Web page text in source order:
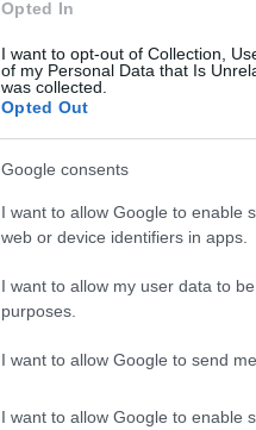
Opted In
I want to opt-out of Collection,
of my Personal Data that Is
was collected.
Opted Out
Google consents
I want to allow Google to enable
web or device identifiers in apps.
I want to allow my user data to
purposes.
I want to allow Google to send
I want to allow Google to enable